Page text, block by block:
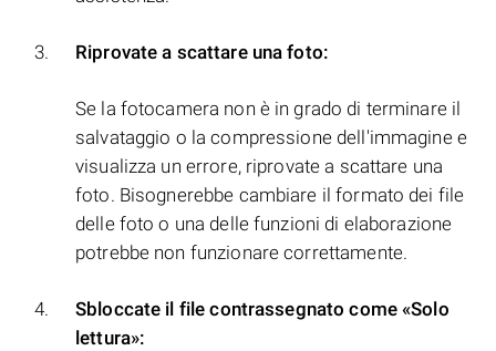
Riprovate a scattare una foto:
Se la fotocamera non è in grado di terminare il
salvataggio o la compressione dell'immagine e
visualizza un errore, riprovate a scattare una
foto. Bisognerebbe cambiare il formato dei file
delle foto o una delle funzioni di elaborazione
potrebbe non funzionare correttamente.
Sbloccate il file contrassegnato come «Solo
lettura»: